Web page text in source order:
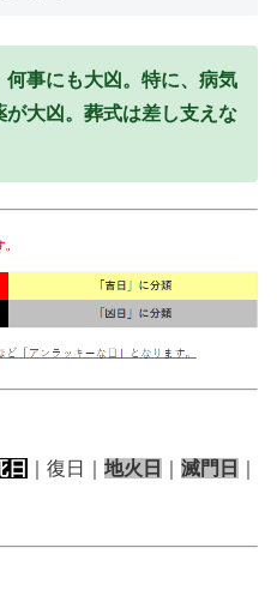
何事にも大凶。特に、病気
が大凶。葬式は差し支えな
日 ｜復日｜ 地火日 滅門日